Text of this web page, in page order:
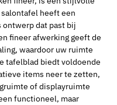
heeft een
dat past bij
fineer afwerking geeft de
waardoor uw ruimte
tafelblad biedt voldoende
items neer te zetten,
of displayruimte
functioneel, maar